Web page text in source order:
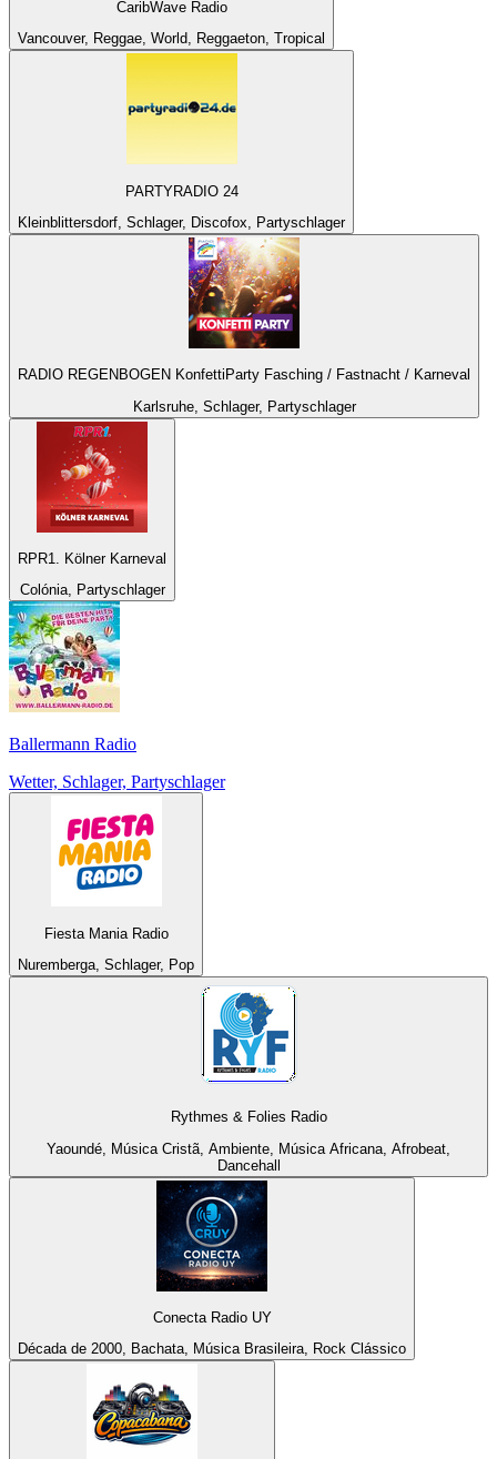
CaribWave Radio
Vancouver, Reggae, World, Reggaeton, Tropical
PARTYRADIO 24
Kleinblittersdorf, Schlager, Discofox, Partyschlager
RADIO REGENBOGEN KonfettiParty Fasching / Fastnacht / Karneval
Karlsruhe, Schlager, Partyschlager
RPR1. Kölner Karneval
Colónia, Partyschlager
Ballermann Radio
Wetter, Schlager, Partyschlager
Fiesta Mania Radio
Nuremberga, Schlager, Pop
Rythmes & Folies Radio
Yaoundé, Música Cristã, Ambiente, Música Africana, Afrobeat,
Dancehall
Conecta Radio UY
Década de 2000, Bachata, Música Brasileira, Rock Clássico